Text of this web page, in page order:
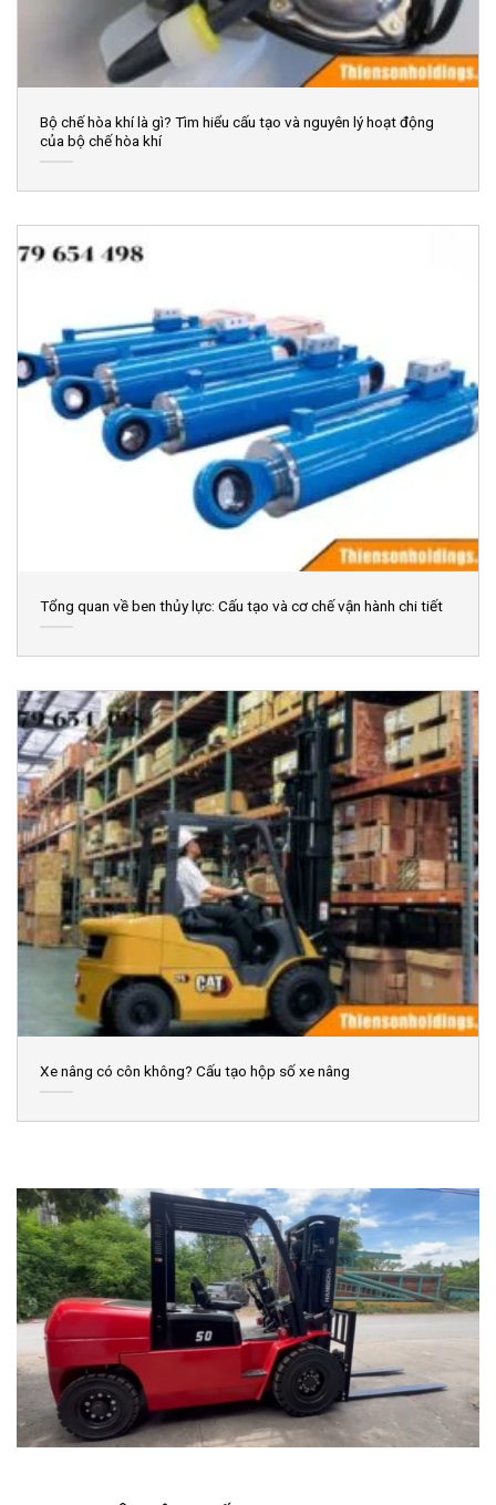
Bộ chế hòa khí là gì? Tìm hiểu cấu tạo và nguyên lý hoạt động
của bộ chế hòa khí
Tổng quan về ben thủy lực: Cấu tạo và cơ chế vận hành chi tiết
Xe nâng có côn không? Cấu tạo hộp số xe nâng